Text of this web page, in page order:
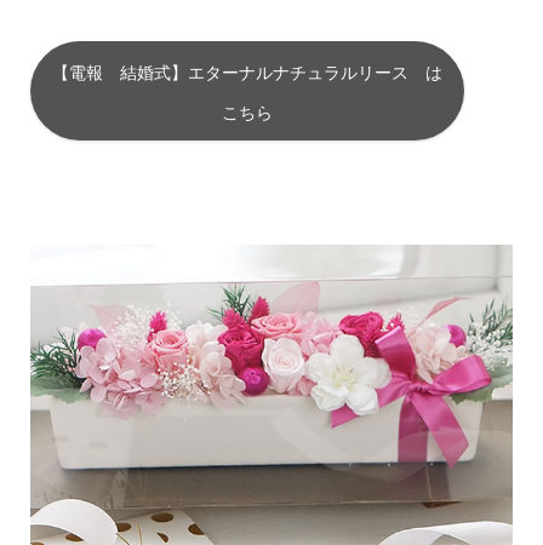
【電報 結婚式】エターナルナチュラルリース は
こちら